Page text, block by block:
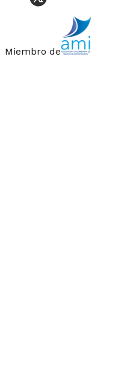
Miembro de